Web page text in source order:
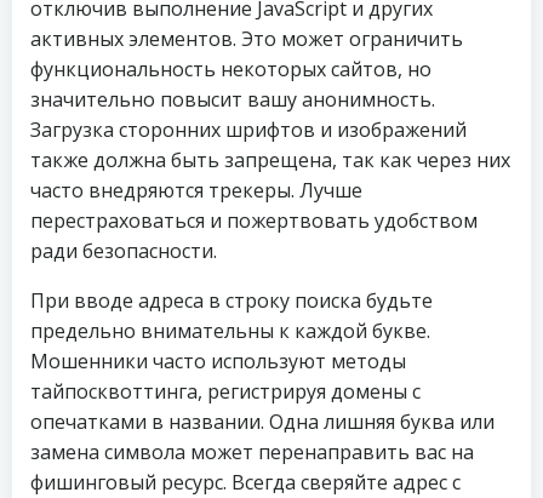
отключив выполнение JavaScript и других
активных элементов. Это может ограничить
функциональность некоторых сайтов, но
значительно повысит вашу анонимность.
Загрузка сторонних шрифтов и изображений
также должна быть запрещена, так как через них
часто внедряются трекеры. Лучше
перестраховаться и пожертвовать удобством
ради безопасности.
При вводе адреса в строку поиска будьте
предельно внимательны к каждой букве.
Мошенники часто используют методы
тайпосквоттинга, регистрируя домены с
опечатками в названии. Одна лишняя буква или
замена символа может перенаправить вас на
фишинговый ресурс. Всегда сверяйте адрес с